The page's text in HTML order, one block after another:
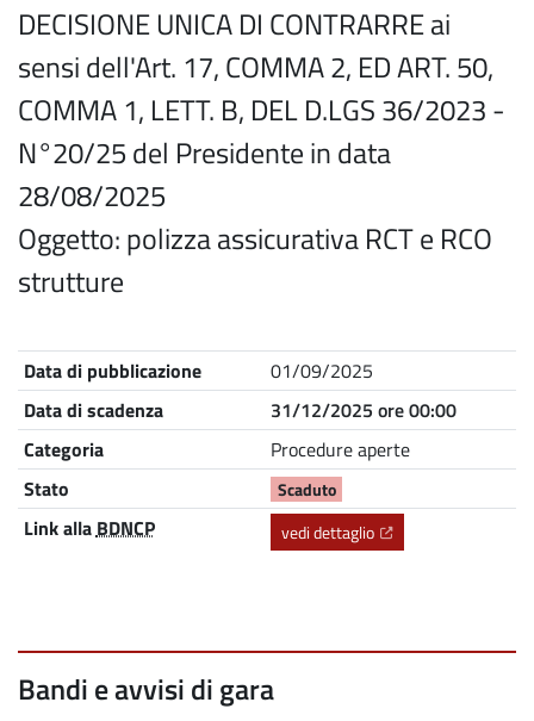
DECISIONE UNICA DI CONTRARRE ai
sensi dell'Art. 17, COMMA 2, ED ART. 50,
COMMA 1, LETT. B, DEL D.LGS 36/2023 -
N°20/25 del Presidente in data
28/08/2025
Oggetto: polizza assicurativa RCT e RCO
strutture
Nome Descrizione
Data di pubblicazione
01/09/2025
Data di scadenza
31/12/2025 ore 00:00
Categoria
Procedure aperte
Stato
Scaduto
Link alla BDNCP vedi dettaglio (Apre il link in una
Bandi e avvisi di gara